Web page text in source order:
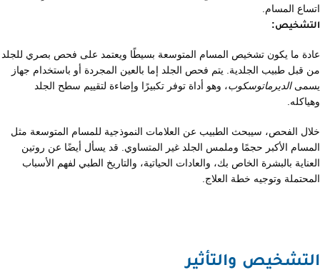
اتساع المسام.
التشخيص:
عادة ما يكون تشخيص المسام المتوسعة بسيطًا ويعتمد على فحص بصري للجلد
من قبل طبيب الجلدية. يتم فحص الجلد إما بالعين المجردة أو باستخدام جهاز
يسمىالديرماتوسكوب، وهو أداة توفر تكبيرًا وإضاءة لتقييم سطح الجلد
وهياكله.
خلال الفحص، سيبحث الطبيب عن العلامات النموذجية للمسام المتوسعة مثل
المسام الأكبر حجمًا وملمس الجلد غير المتساوي. قد يسأل أيضًا عن روتين
العناية بالبشرة الخاص بك، والعادات الحياتية، والتاريخ الطبي لفهم الأسباب
المحتملة وتوجيه خطة العلاج.
التشخيص والتأثير